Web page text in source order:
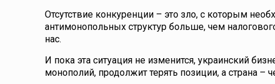
Отсутствие конкуренции – это зло, с которым
антимонопольных структур больше, чем
нас.
И пока эта ситуация не изменится, украинский
монополий, продолжит терять позиции, а страна –